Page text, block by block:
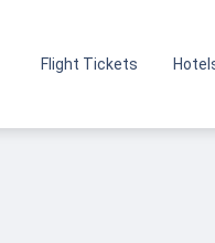
Flight Tickets